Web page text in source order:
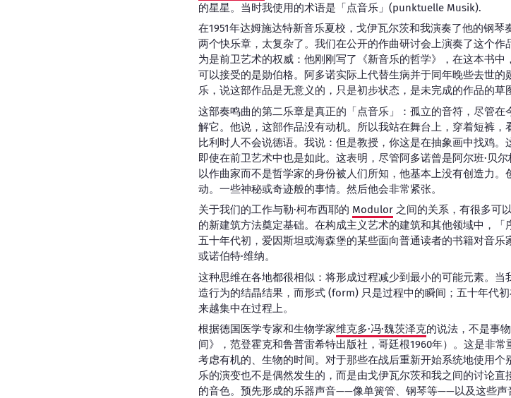
的星星。当时我使用的术语是「点音乐」(punktuelle Musik).
在1951年达姆施达特新音乐夏校，戈伊瓦尔茨和我演奏了他的钢
两个快乐章，太复杂了。我们在公开的作曲研讨会上演奏了这个作
为是前卫艺术的权威：他刚刚写了《新音乐的哲学》，在这本书
可以接受的是勋伯格。阿多诺实际上代替生病并于同年晚些去世
乐，说这部作品是无意义的，只是初步状态，是未完成的作品的草
这部奏鸣曲的第二乐章是真正的「点音乐」：孤立的音符，尽管
解它。他说，这部作品没有动机。所以我站在舞台上，穿着短裤
比利时人不会说德语。我说：但是教授，你这是在抽象画中找鸡。
即使在前卫艺术中也是如此。这表明，尽管阿多诺曾是阿尔班·贝
以作曲家而不是哲学家的身份被人们所知，他基本上没有创造力
动。一些神秘或奇迹般的事情。然后他会非常紧张。
关于我们的工作与勒·柯布西耶的 Modulor 之间的关系，有很多可
的新建筑方法奠定基础。在构成主义艺术的建筑和其他领域中，
五十年代初，爱因斯坦或海森堡的某些面向普通读者的书籍对音
或诺伯特·维纳。
这种思维在各地都很相似：将形成过程减少到最小的可能元素。
造行为的结晶结果，而形式 (form) 只是过程中的瞬间；五十年代
来越集中在过程上。
根据德国医学专家和生物学家维克多·冯·魏茨泽克的说法，不是事
间》，范登霍克和鲁普雷希特出版社，哥廷根1960年）。这是非
考虑有机的、生物的时间。对于那些在战后重新开始系统地使用
乐的演变也不是偶然发生的，而是由戈伊瓦尔茨和我之间的讨论
的音色。预先形成的乐器声音——像单簧管、钢琴等——以及这些声